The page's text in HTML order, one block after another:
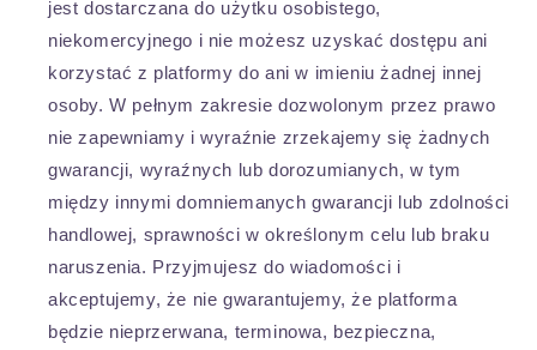
jest dostarczana do użytku osobistego,
niekomercyjnego i nie możesz uzyskać dostępu ani
korzystać z platformy do ani w imieniu żadnej innej
osoby. W pełnym zakresie dozwolonym przez prawo
nie zapewniamy i wyraźnie zrzekajemy się żadnych
gwarancji, wyraźnych lub dorozumianych, w tym
między innymi domniemanych gwarancji lub zdolności
handlowej, sprawności w określonym celu lub braku
naruszenia. Przyjmujesz do wiadomości i
akceptujemy, że nie gwarantujemy, że platforma
będzie nieprzerwana, terminowa, bezpieczna,